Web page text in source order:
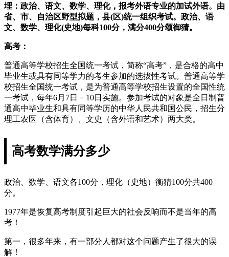
埋：政治、语文、数学、理化，报考外语专业的加试外语。由
省、市、自治区野型拟题，县(区)统一组织考试。政治、语
文、数学、理化(史地)每科100分，满分400分颂御猜。
高考：
普通高等学校招生全国统一考试，简称“高考”，是合格的高中
毕业生或具有同等学力的考生参加的选拔性考试。普通高等学
校招生全国统一考试，是为普通高等学校招生设置的全国性统
一考试，每年6月7日－10日实施。参加考试的对象是全日制普
通高中毕业生和具有同等学历的中华人民共和国公民，招生分
理工农医（含体育）、文史（含外语和艺术）两大类。
高考数学满分多少
政治、数学、语文各100分，理化（史地）衡猜100分共400
分。
1977年是恢复高考制度引起巨大的社会反响而不是当年的高
考！
第一，很多年来，有一部分人都对这个问题产生了很大的误
解！